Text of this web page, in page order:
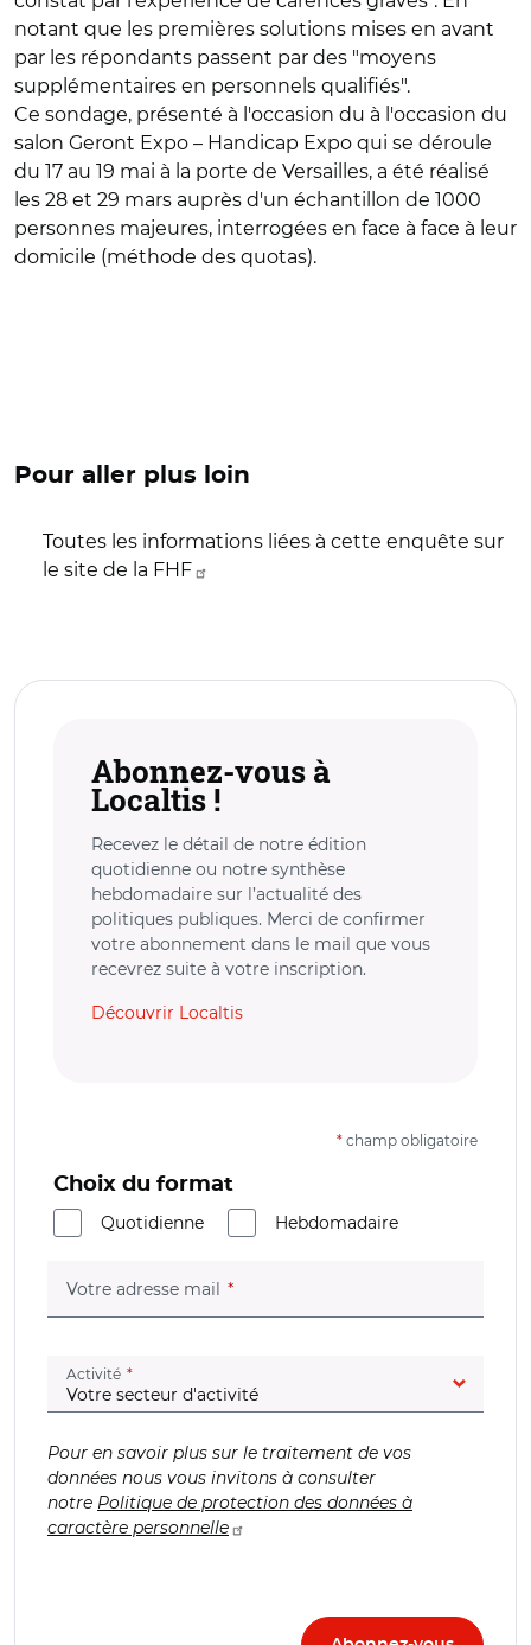
notant que les premières solutions mises en avant
par les répondants passent par des "moyens
supplémentaires en personnels qualifiés".
Ce sondage, présenté à l'occasion du à l'occasion du
salon Geront Expo – Handicap Expo qui se déroule
du 17 au 19 mai à la porte de Versailles, a été réalisé
les 28 et 29 mars auprès d'un échantillon de 1000
personnes majeures, interrogées en face à face à leur
domicile (méthode des quotas).
Pour aller plus loin
Toutes les informations liées à cette enquête sur
le site de la FHF
Abonnez-vous à
Localtis !
Recevez le détail de notre édition
quotidienne ou notre synthèse
hebdomadaire sur l’actualité des
politiques publiques. Merci de confirmer
votre abonnement dans le mail que vous
recevrez suite à votre inscription.
Découvrir Localtis
* champ obligatoire
Choix du format
Quotidienne
Hebdomadaire
Votre adresse mail (champ obligatoire)
Activité (champ obligatoire)
Pour en savoir plus sur le traitement de vos
données nous vous invitons à consulter
notre Politique de protection des données à
caractère personnelle